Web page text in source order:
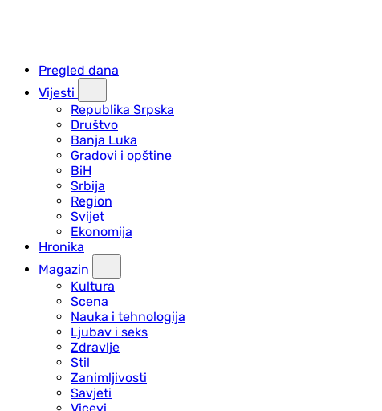
Pregled dana
Vijesti
Republika Srpska
Društvo
Banja Luka
Gradovi i opštine
BiH
Srbija
Region
Svijet
Ekonomija
Hronika
Magazin
Kultura
Scena
Nauka i tehnologija
Ljubav i seks
Zdravlje
Stil
Zanimljivosti
Savjeti